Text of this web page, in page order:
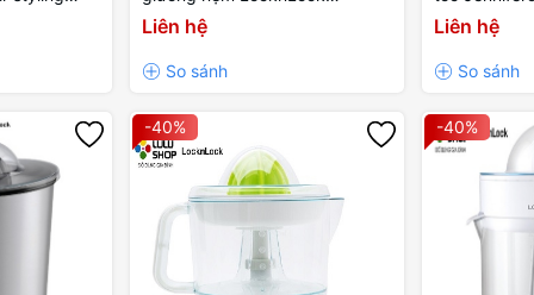
43W - Màu
Mattress vacuum cleaner
220V~, 50Hz, 300W, 0.5L -
Màu ngà
Liên hệ
V, 50 Hz,
Liên hệ
-40% -40%